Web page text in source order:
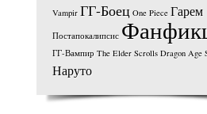
Vampir ГГ-Боец One Piece Гарем
Постапокалипсис
ГГ-Вампир The Elder Scrolls Dragon Age
Наруто